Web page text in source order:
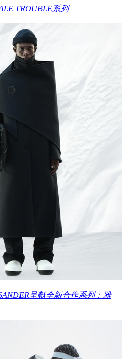
TROUBLE系列
呈献全新合作系列：雅